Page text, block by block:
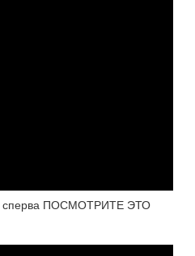
сперва ПОСМОТРИТЕ ЭТО